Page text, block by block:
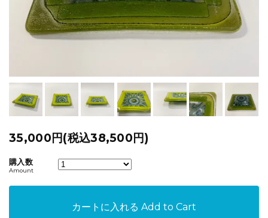
35,000円(税込38,500円)
購入数
Amount
カートに入れる Add to Cart